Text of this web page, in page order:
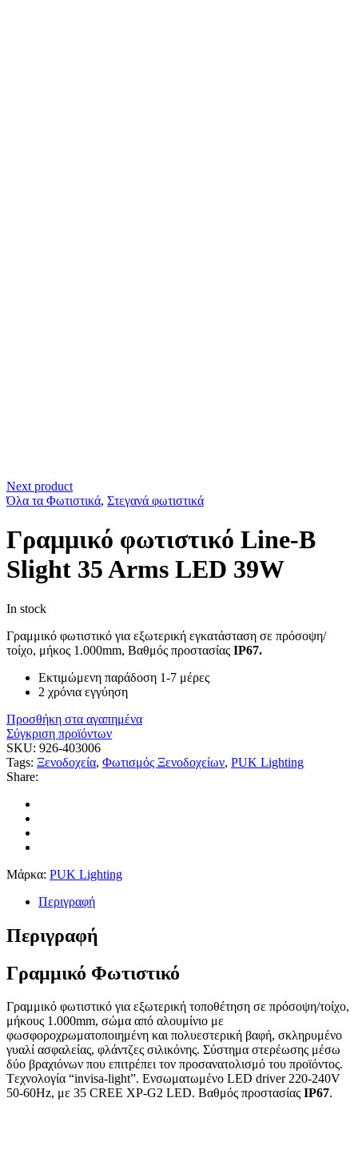
Next product
Όλα τα Φωτιστικά, Στεγανά φωτιστικά
Γραμμικό φωτιστικό Line-B
Slight 35 Arms LED 39W
In stock
Γραμμικό φωτιστικό για εξωτερική εγκατάσταση σε πρόσοψη/
τοίχο, μήκος 1.000mm, Βαθμός προστασίας IP67.
Εκτιμώμενη παράδοση 1-7 μέρες
2 χρόνια εγγύηση
Προσθήκη στα αγαπημένα
Σύγκριση προϊόντων
SKU: 926-403006
Tags: Ξενοδοχεία, Φωτισμός Ξενοδοχείων, PUK Lighting
Share:
Μάρκα: PUK Lighting
Περιγραφή
Περιγραφή
Γραμμικό Φωτιστικό
Γραμμικό φωτιστικό για εξωτερική τοποθέτηση σε πρόσοψη/τοίχο,
μήκους 1.000mm, σώμα από αλουμίνιο με
φωσφοροχρωματοποιημένη και πολυεστερική βαφή, σκληρυμένο
γυαλί ασφαλείας, φλάντζες σιλικόνης. Σύστημα στερέωσης μέσω
δύο βραχιόνων που επιτρέπει τον προσανατολισμό του προϊόντος.
Tεχνολογία “invisa-light”. Ενσωματωμένο LED driver 220-240V
50-60Hz, με 35 CREE XP-G2 LED. Βαθμός προστασίας IP67.